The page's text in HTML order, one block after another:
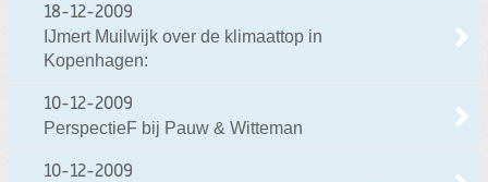
18-12-2009
IJmert Muilwijk over de klimaattop in
Kopenhagen:
10-12-2009
PerspectieF bij Pauw & Witteman
10-12-2009